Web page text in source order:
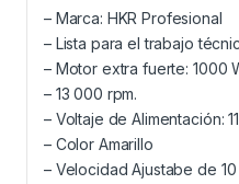
– Marca: HKR Profesional
– Lista para el trabajo
– Motor extra fuerte: 1000
– 13 000 rpm.
– Voltaje de Alimentación:
– Color Amarillo
– Velocidad Ajustabe de